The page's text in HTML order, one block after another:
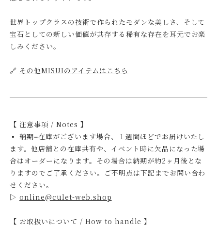
世界トップクラスの技術で作られたモダンな美しさ、そして
宝石としての新しい価値が共存する稀有な存在を耳元でお楽
しみください。
🔗 その他MISUIのアイテムはこちら
【 注意事項 / Notes 】
▪ 納期=在庫がございます場合、１週間ほどでお届けいたし
ます。他店舗との在庫共有や、イベント時に欠品になった場
合はオーダーになります。その場合は納期が約2ヶ月後とな
りますのでご了承ください。ご不明点は下記までお問い合わ
せください。
▷ online@culet-web.shop
【 お取扱いについて / How to handle 】